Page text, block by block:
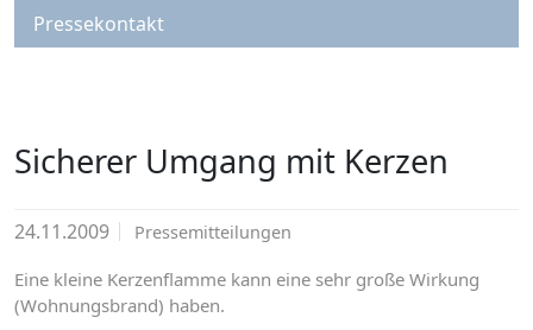
Pressekontakt
Sicherer Umgang mit Kerzen
24.11.2009 Pressemitteilungen
Eine kleine Kerzenflamme kann eine sehr große Wirkung
(Wohnungsbrand) haben.